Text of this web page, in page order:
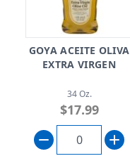
GOYA ACEITE OLIVA
EXTRA VIRGEN
34 Oz.
$17.99